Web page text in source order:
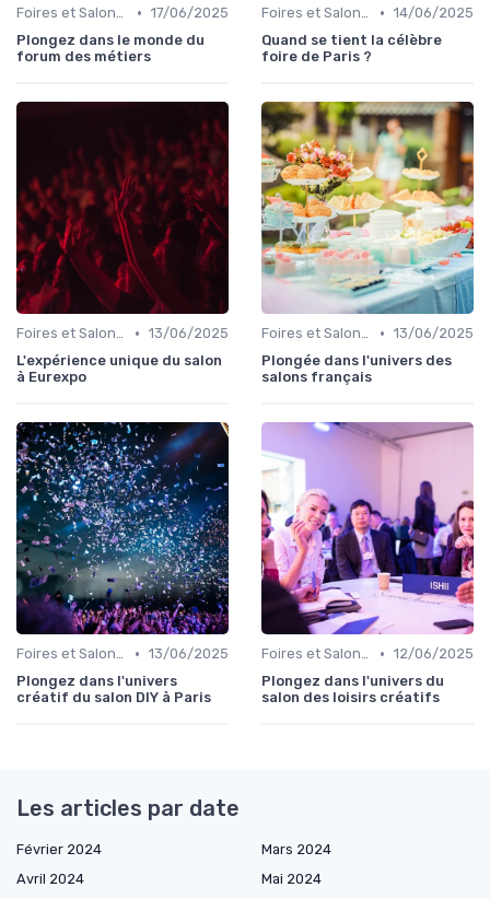
Foires et Salons Grand Public • 17/06/2025
Plongez dans le monde du
forum des métiers
Foires et Salons Grand Public • 14/06/2025
Quand se tient la célèbre
foire de Paris ?
Foires et Salons Grand Public • 13/06/2025
L'expérience unique du salon
à Eurexpo
Foires et Salons Grand Public • 13/06/2025
Plongée dans l'univers des
salons français
Foires et Salons Grand Public • 13/06/2025
Plongez dans l'univers
créatif du salon DIY à Paris
Foires et Salons Grand Public • 12/06/2025
Plongez dans l'univers du
salon des loisirs créatifs
Les articles par date
Février 2024
Mars 2024
Avril 2024
Mai 2024